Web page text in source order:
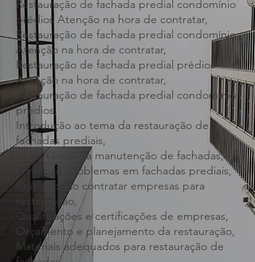
prédios Atenção na hora de contratar
Opinião Sem Muros,
Restauração de fachada predial condomínio
prédios Atenção na hora de contratar,
Restauração de fachada predial condomínio
Atenção na hora de contratar,
Restauração de fachada predial prédios
Atenção na hora de contratar,
Restauração de fachada predial condomínio
prédios,
Introdução ao tema da restauração de
fachadas prediais,
Importância da manutenção de fachadas,
Principais problemas em fachadas prediais,
Cuidados ao contratar empresas para
restauração,
Qualificações e certificações de empresas,